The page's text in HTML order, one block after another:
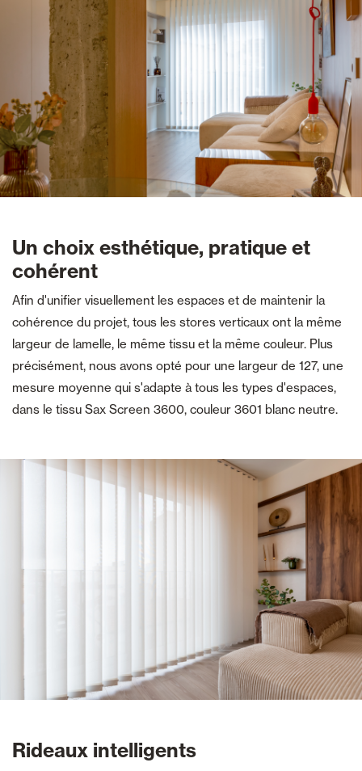
Un choix esthétique, pratique et
cohérent
Afin d'unifier visuellement les espaces et de maintenir la
cohérence du projet, tous les stores verticaux ont la même
largeur de lamelle, le même tissu et la même couleur. Plus
précisément, nous avons opté pour une largeur de 127, une
mesure moyenne qui s'adapte à tous les types d'espaces,
dans le tissu Sax Screen 3600, couleur 3601 blanc neutre.
Rideaux intelligents